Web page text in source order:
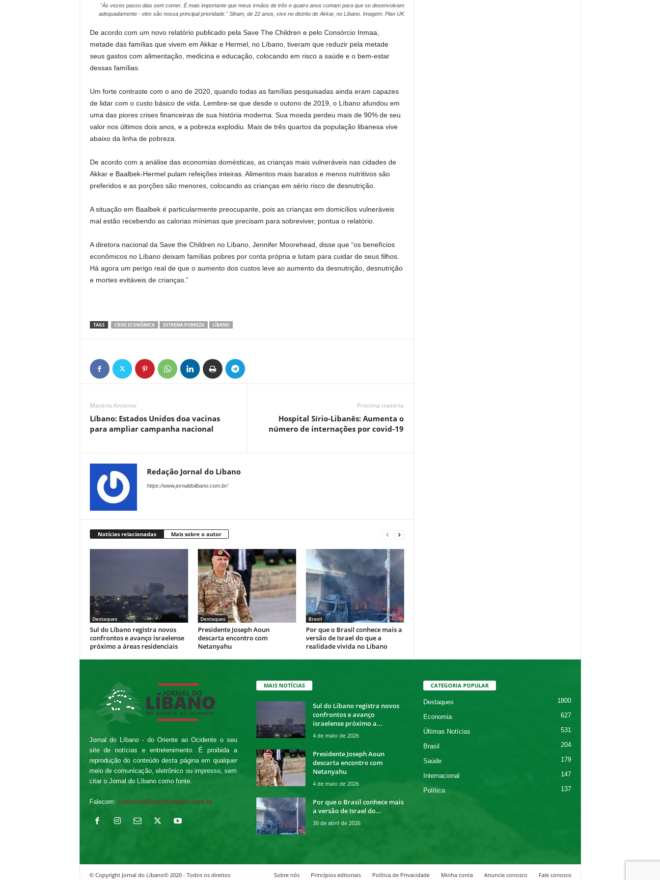
"Às vezes passo dias sem comer. É mais importante que meus irmãos de três e quatro anos comam para que se desenvolvam
adequadamente - eles são nossa principal prioridade." Siham, de 22 anos, vive no distrito de Akkar, no Líbano. Imagem: Plan UK
De acordo com um novo relatório publicado pela Save The Children e pelo Consórcio Inmaa,
metade das famílias que vivem em Akkar e Hermel, no Líbano, tiveram que reduzir pela metade
seus gastos com alimentação, medicina e educação, colocando em risco a saúde e o bem-estar
dessas famílias.
Um forte contraste com o ano de 2020, quando todas as famílias pesquisadas ainda eram capazes
de lidar com o custo básico de vida. Lembre-se que desde o outono de 2019, o Líbano afundou em
uma das piores crises financeiras de sua história moderna. Sua moeda perdeu mais de 90% de seu
valor nos últimos dois anos, e a pobreza explodiu. Mais de três quartos da população libanesa vive
abaixo da linha de pobreza.
De acordo com a análise das economias domésticas, as crianças mais vulneráveis nas cidades de
Akkar e Baalbek-Hermel pulam refeições inteiras. Alimentos mais baratos e menos nutritivos são
preferidos e as porções são menores, colocando as crianças em sério risco de desnutrição.
A situação em Baalbek é particularmente preocupante, pois as crianças em domicílios vulneráveis
mal estão recebendo as calorias mínimas que precisam para sobreviver, pontua o relatório.
A diretora nacional da Save the Children no Líbano, Jennifer Moorehead, disse que “os benefícios
econômicos no Líbano deixam famílias pobres por conta própria e lutam para cuidar de seus filhos.
Há agora um perigo real de que o aumento dos custos leve ao aumento da desnutrição, desnutrição
e mortes evitáveis de crianças.”
TAGS CRISE ECONÔMICA EXTREMA POBREZA LÍBANO
Matéria Anterior
Líbano: Estados Unidos doa vacinas
para ampliar campanha nacional
Próxima matéria
Hospital Sírio-Libanês: Aumenta o
número de internações por covid-19
Redação Jornal do Líbano
https://www.jornaldolibano.com.br/
Notícias relacionadas Mais sobre o autor
Destaques
Sul do Líbano registra novos
confrontos e avanço israelense
próximo a áreas residenciais
Destaques
Presidente Joseph Aoun
descarta encontro com
Netanyahu
Brasil
Por que o Brasil conhece mais a
versão de Israel do que a
realidade vivida no Líbano
Jornal do Líbano - do Oriente ao Ocidente o seu
site de notícias e entretenimento. É proibida a
reprodução do conteúdo desta página em qualquer
meio de comunicação, eletrônico ou impresso, sem
citar o Jornal do Líbano como fonte.
Falecom: comercial@jornaldolibano.com.br
MAIS NOTÍCIAS
Sul do Líbano registra novos
confrontos e avanço
israelense próximo a...
4 de maio de 2026
Presidente Joseph Aoun
descarta encontro com
Netanyahu
4 de maio de 2026
Por que o Brasil conhece mais
a versão de Israel do...
30 de abril de 2026
CATEGORIA POPULAR
Destaques 1800
Economia 627
Últimas Notícias 531
Brasil 204
Saúde 179
Internacional 147
Política 137
Sobre nós Princípios editoriais Política de Privacidade Minha conta Anuncie conosco Fale conosco
© Copyright Jornal do Líbano© 2020 - Todos os direitos